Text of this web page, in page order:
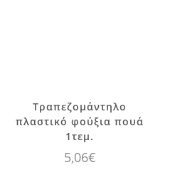
Τραπεζομάντηλο
πλαστικό φούξια πουά
1τεμ.
5,06€